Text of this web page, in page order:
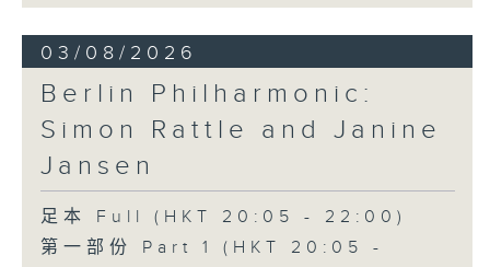
03/08/2026
Berlin Philharmonic:
Simon Rattle and Janine
Jansen
足本 Full (HKT 20:05 - 22:00)
第一部份 Part 1 (HKT 20:05 -